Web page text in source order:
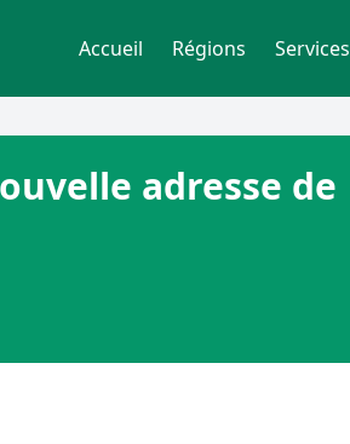
Accueil Régions Services
adresse de